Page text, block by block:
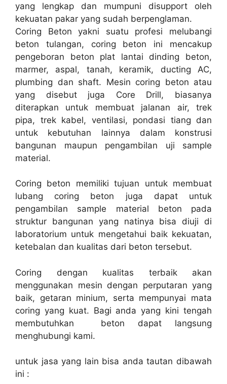
yang lengkap dan mumpuni disupport oleh
kekuatan pakar yang sudah berpenglaman.
Coring Beton yakni suatu profesi melubangi
beton tulangan, coring beton ini mencakup
pengeboran beton plat lantai dinding beton,
marmer, aspal, tanah, keramik, ducting AC,
plumbing dan shaft. Mesin coring beton atau
yang disebut juga Core Drill, biasanya
diterapkan untuk membuat jalanan air, trek
pipa, trek kabel, ventilasi, pondasi tiang dan
untuk kebutuhan lainnya dalam konstrusi
bangunan maupun pengambilan uji sample
material.
Coring beton memiliki tujuan untuk membuat
lubang coring beton juga dapat untuk
pengambilan sample material beton pada
struktur bangunan yang natinya bisa diuji di
laboratorium untuk mengetahui baik kekuatan,
ketebalan dan kualitas dari beton tersebut.
Coring dengan kualitas terbaik akan
menggunakan mesin dengan perputaran yang
baik, getaran minium, serta mempunyai mata
coring yang kuat. Bagi anda yang kini tengah
membutuhkan beton dapat langsung
menghubungi kami.
untuk jasa yang lain bisa anda tautan dibawah
ini :